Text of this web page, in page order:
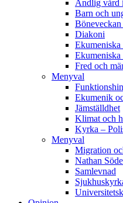
Andlig vård
Barn och
Diakoni
Ekumeniska
Ekumeniska
Fred och
Menyval
Ekumenik
Jämställdhet
Klimat och
Kyrka –
Menyval
Migration
Nathan
Samlevnad